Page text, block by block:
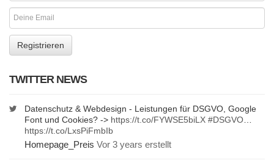
TWITTER NEWS
Datenschutz & Webdesign - Leistungen für DSGVO, Google
Font und Cookies? -> https://t.co/FYWSE5biLX #DSGVO
https://t.co/LxsPiFmbIb
Homepage_Preis Vor 3 years erstellt